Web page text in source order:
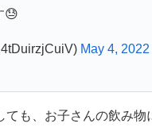
😓
May 4, 2022
も、お子さんの飲み物